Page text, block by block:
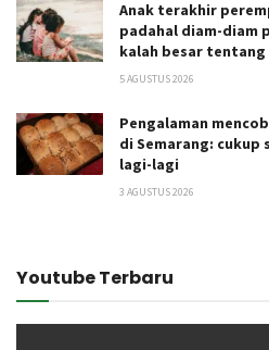
Anak terakhir
padahal diam-diam
kalah besar tentang
5 AGUSTUS 2026
Pengalaman
di Semarang: cukup
lagi-lagi
3 AGUSTUS 2026
Youtube Terbaru